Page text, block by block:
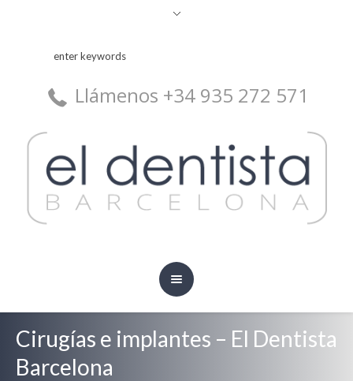
Llámenos +34 935 272 571
Cirugías e implantes – El Dentista
Barcelona